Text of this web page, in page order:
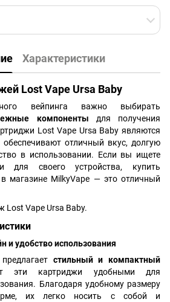
Характеристики
Lost Vape Ursa Baby
вейпинга важно выбирать
компоненты для получения
Lost Vape Ursa Baby являются
отличный вкус, долгую
в использовании. Если вы ищете
для своего устройства, купить
магазине MilkyVape — это отличный
и удобство использования
стильный и компактный
эти картриджи удобными для
Благодаря удобному размеру
их легко носить с собой и